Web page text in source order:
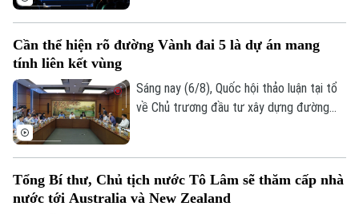
khổ chuỗi hoạt động do Ban Chỉ đạo An
an tổ chức với chủ đề “Vì một không gian
mạng nhân văn cho mỗi người”.
Cần thể hiện rõ đường Vành đai 5 là dự án mang
tính liên kết vùng
Sáng nay (6/8), Quốc hội thảo luận tại tổ
về Chủ trương đầu tư xây dựng đường
hiện rõ hơn, đây là dự án mang tính liên
kết vùng cao. Điều này sẽ giúp công tác
Tổng Bí thư, Chủ tịch nước Tô Lâm sẽ thăm cấp nhà
nước tới Australia và New Zealand